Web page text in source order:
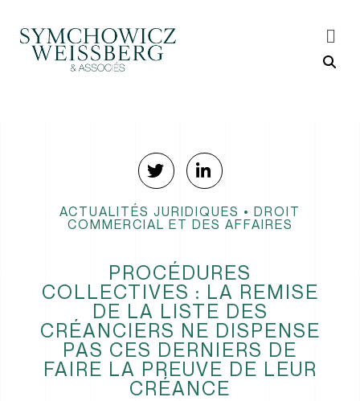
ACTUALITÉS JURIDIQUES • DROIT
COMMERCIAL ET DES AFFAIRES
PROCÉDURES
COLLECTIVES : LA REMISE
DE LA LISTE DES
CRÉANCIERS NE DISPENSE
PAS CES DERNIERS DE
FAIRE LA PREUVE DE LEUR
CRÉANCE